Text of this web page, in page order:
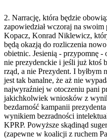
2. Narrację, która będzie
zapowiedział wczoraj na
Kopacz, Konrad Niklewicz,
będą okazją do rozliczenia
obietnic. Jesienią - przypomnę -
nie prezydenckie i jeśli już ktoś
rząd, a nie Prezydent. I byłbym
jest tak banalne, że aż nie
najwyraźniej w otoczeniu pani
jakichkolwiek wniosków z
bezdarność kampanii
wynikiem bezradności
KPRP. Powyższe skądinąd
(zapewne w koalicji z ruchem